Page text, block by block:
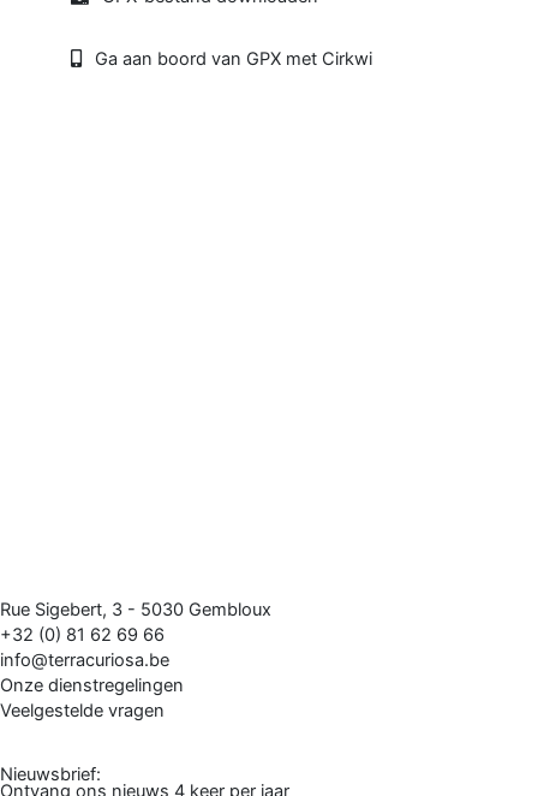
Ga aan boord van GPX met Cirkwi
Rue Sigebert, 3 - 5030 Gembloux
+32 (0) 81 62 69 66
info@terracuriosa.be
Onze dienstregelingen
Veelgestelde vragen
Nieuwsbrief:
Ontvang ons nieuws 4 keer per jaar